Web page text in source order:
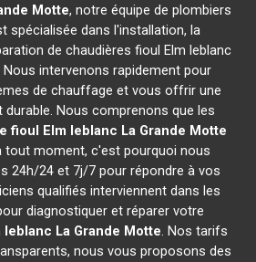
Motte, notre équipe de plombiers
spécialisée dans l'installation, la
de chaudières fioul Elm leblanc
Nous intervenons rapidement pour
de chauffage et vous offrir une
Nous comprenons que les
fioul Elm leblanc La Grande Motte
tout moment, c'est pourquoi nous
24h/24 et 7j/7 pour répondre à vos
qualifiés interviennent dans les
diagnostiquer et réparer votre
leblanc La Grande Motte. Nos tarifs
nous vous proposons des